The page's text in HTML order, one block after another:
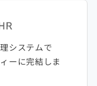
システムで
ーに完結しま